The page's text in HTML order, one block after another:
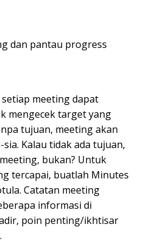
dan pantau progress
meeting dapat
mengecek target yang
tujuan, meeting akan
sia. Kalau tidak ada tujuan,
bukan? Untuk
tercapai, buatlah Minutes
Catatan meeting
informasi di
poin penting/ikhtisar